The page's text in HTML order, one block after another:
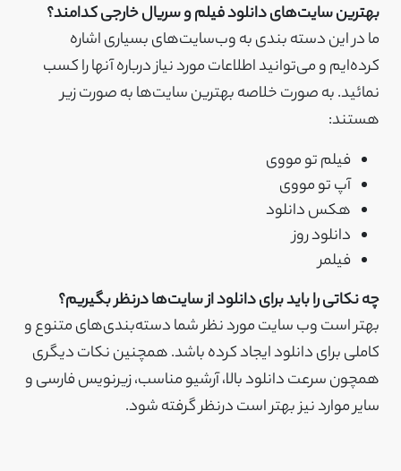
بهترین سایت‌های دانلود فیلم و سریال خارجی کدامند؟
ما در این دسته بندی به وب‌سایت‌های بسیاری اشاره
کرده‌ایم و می‌توانید اطلاعات مورد نیاز درباره آنها را کسب
نمائید. به صورت خلاصه بهترین سایت‌ها به صورت زیر
هستند:
فیلم تو مووی
آپ تو مووی
هکس دانلود
دانلود روز
فیلمر
چه نکاتی را باید برای دانلود از سایت‌ها درنظر بگیریم؟
بهتر است وب سایت مورد نظر شما دسته‌بندی‌های متنوع و
کاملی برای دانلود ایجاد کرده باشد. همچنین نکات دیگری
همچون سرعت دانلود بالا، آرشیو مناسب، زیرنویس فارسی و
سایر موارد نیز بهتر است درنظر گرفته شود.